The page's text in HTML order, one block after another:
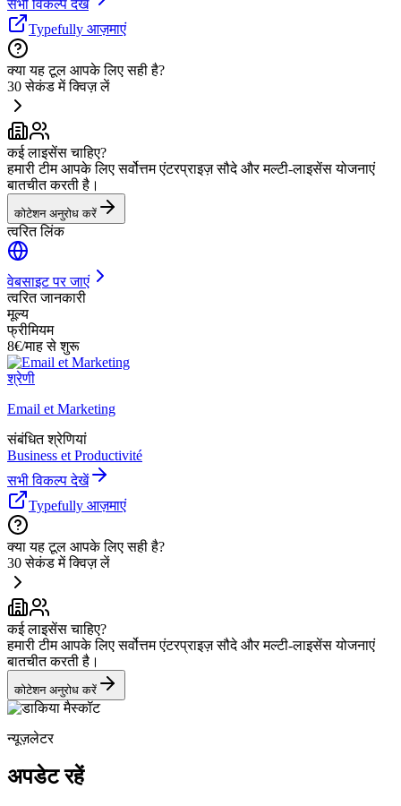
सभी विकल्प देखें
Typefully आज़माएं
क्या यह टूल आपके लिए सही है?
30 सेकंड में क्विज़ लें
कई लाइसेंस चाहिए?
हमारी टीम आपके लिए सर्वोत्तम एंटरप्राइज़ सौदे और मल्टी-लाइसेंस योजनाएं
बातचीत करती है।
कोटेशन अनुरोध करें
त्वरित लिंक
वेबसाइट पर जाएं
त्वरित जानकारी
मूल्य
फ्रीमियम
8€/माह से शुरू
श्रेणी
Email et Marketing
संबंधित श्रेणियां
Business et Productivité
सभी विकल्प देखें
Typefully आज़माएं
क्या यह टूल आपके लिए सही है?
30 सेकंड में क्विज़ लें
कई लाइसेंस चाहिए?
हमारी टीम आपके लिए सर्वोत्तम एंटरप्राइज़ सौदे और मल्टी-लाइसेंस योजनाएं
बातचीत करती है।
कोटेशन अनुरोध करें
न्यूज़लेटर
अपडेट रहें